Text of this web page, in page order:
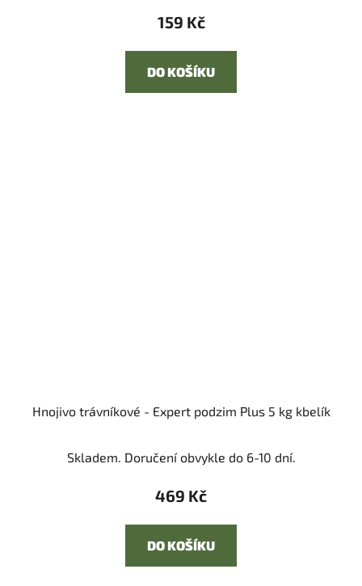
159 Kč
DO KOŠÍKU
Hnojivo trávníkové - Expert podzim Plus 5 kg kbelík
Skladem. Doručení obvykle do 6-10 dní.
469 Kč
DO KOŠÍKU